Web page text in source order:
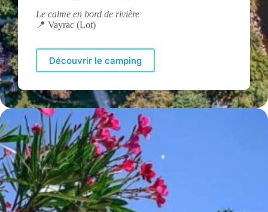
Le calme en bord de rivière
📍 Vayrac (Lot)
Découvrir le camping